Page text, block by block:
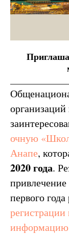
очную
Анапе,
2020 года.
первого
информацию